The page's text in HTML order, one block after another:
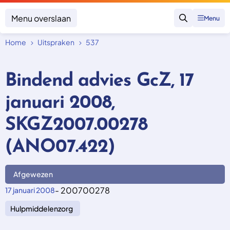
Menu overslaan
Zoeken
Menu
Onderwerpen
Zorgverzekering afsluiten
Vergoeding van zorg
Zorg in het buitenland
Nieuw in Nederland
Geen zorgverzekering
Focus en impact
Uitspraken
Trainingen
Over SKGZ
Nieuws
Vacatures
Home Uitspraken 537
Bindend advies GcZ, 17
januari 2008,
SKGZ2007.00278
(ANO07.422)
Afgewezen
17 januari 2008- 200700278
Hulpmiddelenzorg